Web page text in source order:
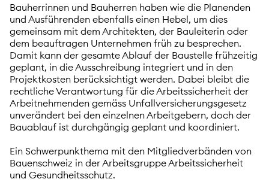
Bauherrinnen und Bauherren haben wie die Planenden
und Ausführenden ebenfalls einen Hebel, um dies
gemeinsam mit dem Architekten, der Bauleiterin oder
dem beauftragen Unternehmen früh zu besprechen.
Damit kann der gesamte Ablauf der Baustelle frühzeitig
geplant, in die Ausschreibung integriert und in den
Projektkosten berücksichtigt werden. Dabei bleibt die
rechtliche Verantwortung für die Arbeitssicherheit der
Arbeitnehmenden gemäss Unfallversicherungsgesetz
unverändert bei den einzelnen Arbeitgebern, doch der
Bauablauf ist durchgängig geplant und koordiniert.
Ein Schwerpunkthema mit den Mitgliedverbänden von
Bauenschweiz in der Arbeitsgruppe Arbeitssicherheit
und Gesundheitsschutz.